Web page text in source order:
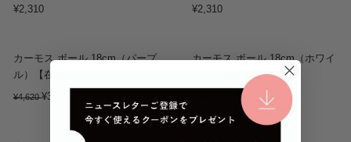
¥2,310 ¥2,310
Sold out
カーモス ボール 18cm（パープ
ル）【在庫終了】
¥4,620¥3,465
Sold out
カーモス ボール 18cm（ホワイ
ト）【在庫終了】
¥3,465